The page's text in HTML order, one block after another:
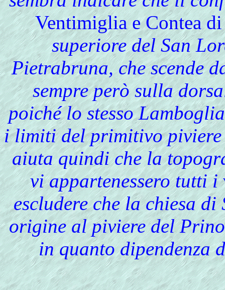
Ventimiglia e Contea
superiore del San
Pietrabruna, che scende
sempre però sulla
poiché lo stesso
i limiti del primitivo piviere
aiuta quindi che la
vi appartenessero tutti i
escludere che la chiesa
origine al piviere del
in quanto dipendenza